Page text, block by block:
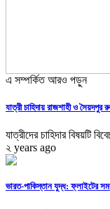
এ সম্পর্কিত আরও পড়ুন
যাত্রী চাহিদায় রাজশাহী ও সৈয়দপুর
যাত্রীদের চাহিদার বিষয়টি
২ years ago
ভারত-পাকিস্তান যুদ্ধ: ফ্লাইটের